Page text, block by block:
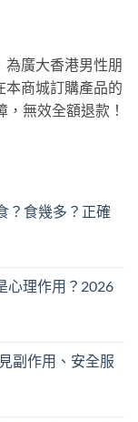
廣大香港男性朋
本商城訂購產品的
無效全額退款！
？食幾多？正確
心理作用？2026
副作用、安全服